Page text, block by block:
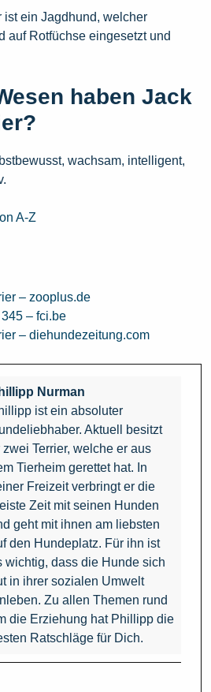
ist ein Jagdhund, welcher
auf Rotfüchse eingesetzt und
haben Jack
wachsam, intelligent,
A-Z
– zooplus.de
– fci.be
– diehundezeitung.com
Nurman
ist ein absoluter
Aktuell besitzt
zwei Terrier, welche er aus
Tierheim gerettet hat. In
Freizeit verbringt er die
Zeit mit seinen Hunden
geht mit ihnen am liebsten
den Hundeplatz. Für ihn ist
wichtig, dass die Hunde sich
in ihrer sozialen Umwelt
Zu allen Themen rund
die Erziehung hat Phillipp die
Ratschläge für Dich.